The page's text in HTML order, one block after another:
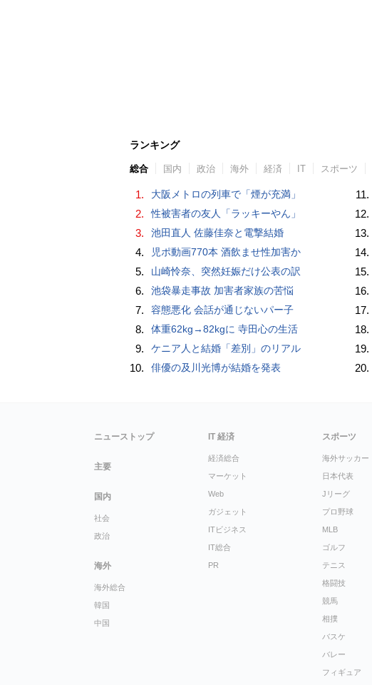
ランキング
総合 国内 政治 海外 経済 IT スポーツ
1. 大阪メトロの列車で「煙が充満」
2. 性被害者の友人「ラッキーやん」
3. 池田直人 佐藤佳奈と電撃結婚
4. 児ポ動画770本 酒飲ませ性加害か
5. 山崎怜奈、突然妊娠だけ公表の訳
6. 池袋暴走事故 加害者家族の苦悩
7. 容態悪化 会話が通じないパー子
8. 体重62kg→82kgに 寺田心の生活
9. ケニア人と結婚「差別」のリアル
10. 俳優の及川光博が結婚を発表
11.
12.
13.
14.
15.
16.
17.
18.
19.
20.
ニューストップ
主要
国内
社会
政治
海外
海外総合
韓国
中国
IT 経済
経済総合
マーケット
Web
ガジェット
ITビジネス
IT総合
PR
スポーツ
海外サッカー
日本代表
Jリーグ
プロ野球
MLB
ゴルフ
テニス
格闘技
競馬
相撲
バスケ
バレー
フィギュア